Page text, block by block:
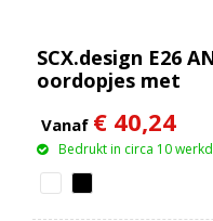
SCX.design E26
oordopjes met
interactief
touchscreen
Vanaf € 40,24
Bedrukt in circa 10